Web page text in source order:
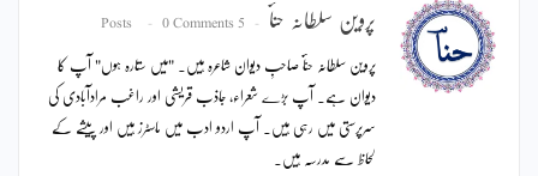
پروین سلطانہ حناؔ 5 Posts
0 Comments
پروین سلطانہ حناؔ صاحبِ دیوان شاعرہ ہیں۔ "میں ستارہ ہوں" آپ کا
دیوان ہے۔ آپ بڑے شعراء، جاذب قریشی اور راغب مرادآبادی کی
سرپرستی میں رہی ہیں۔ آپ اردو ادب میں ماسٹرز ہیں اور پیشے کے
لحاظ سے مدرسہ ہیں۔